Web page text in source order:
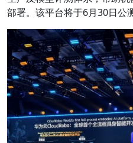
部署。该平台将于6月30日公测